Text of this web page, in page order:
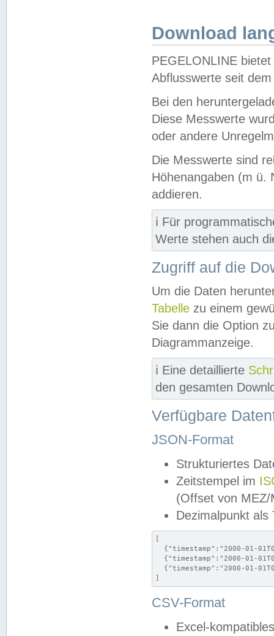
Download
PEGELONLINE
Abflusswerte seit
Bei den
Diese Messwerte
oder andere
Die Messwerte sind
Höhenangaben (m ü.
addieren.
ℹ️ Für
Werte stehen auch
Zugriff auf die
Um die Daten
Tabelle zu einem
Sie dann die Option
Diagrammanzeige.
ℹ️ Eine detaillierte
den gesamten
Verfügbare
JSON-Format
Strukturiertes
Zeitstempel im
(Offset von MEZ/
Dezimalpunkt als
[
{"timestamp":"2000-01-
{"timestamp":"2000-01-
{"timestamp":"2000-01-
]
CSV-Format
Excel-